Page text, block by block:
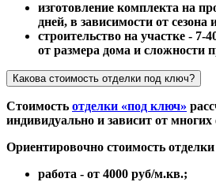
изготовление комплекта на
дней, в зависимости от сезона
строительство на участке - 7-
от размера дома и сложности
Какова стоимость отделки под ключ?
Стоимость отделки «под ключ»
индивидуально и зависит от
Ориентировочно стоимость отделки
работа - от 4000 руб/м.кв.;